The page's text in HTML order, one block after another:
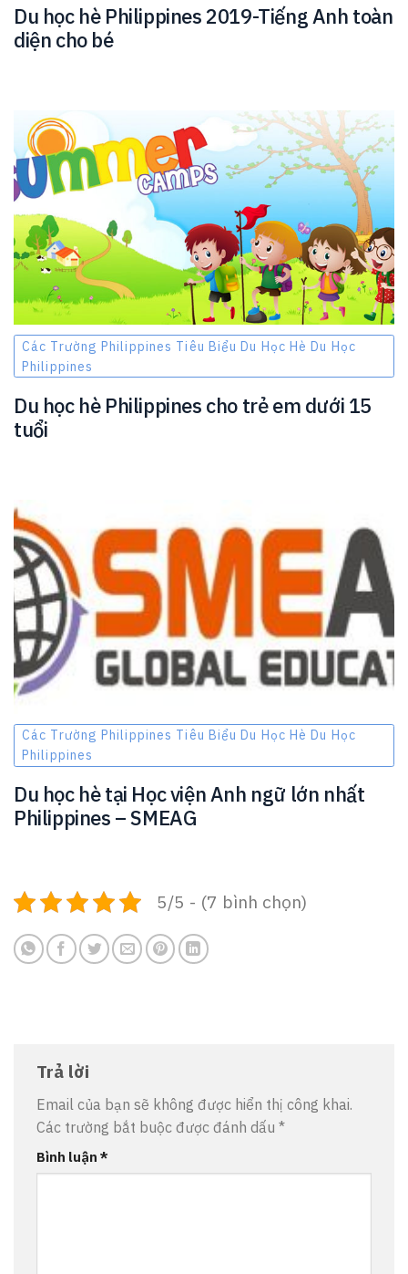
Du học hè Philippines 2019-Tiếng Anh toàn
diện cho bé
Các Trường Philippines Tiêu Biểu Du Học Hè Du Học
Philippines
Du học hè Philippines cho trẻ em dưới 15
tuổi
Các Trường Philippines Tiêu Biểu Du Học Hè Du Học
Philippines
Du học hè tại Học viện Anh ngữ lớn nhất
Philippines – SMEAG
5/5 - (7 bình chọn)
Trả lời
Email của bạn sẽ không được hiển thị công khai.
Các trường bắt buộc được đánh dấu *
Bình luận *